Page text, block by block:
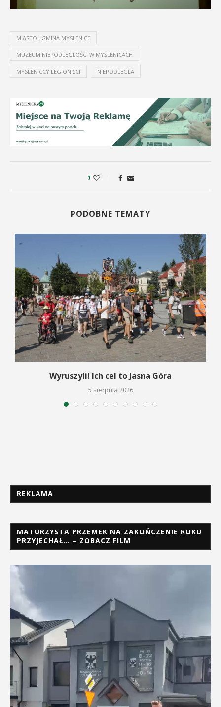
MIASTO I GMINA MYSLENICE
MUZEUM NIEPODLEGŁOŚCI W MYŚLENICACH
MYSLENICCY LEGIONISCI NIEPODLEGLA
1
PODOBNE TEMATY
Wyruszyli! Ich cel to Jasna Góra
5 sierpnia 2026
REKLAMA
MATURZYSTA PRZEMEK NA ZAKOŃCZENIE ROKU
PRZYJECHAŁ… – ZOBACZ FILM
Odtwarzacz